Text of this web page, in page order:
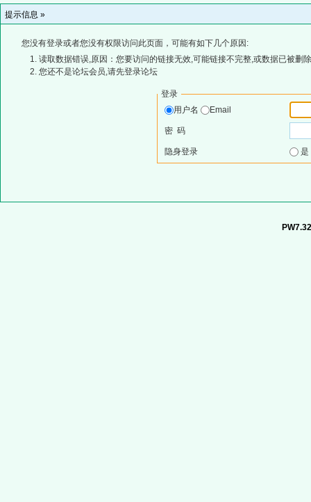
提示信息 »
您没有登录或者您没有权限访问此页面，可能有如下几个原因:
读取数据错误,原因：您要访问的链接无效,可能链接不完整,或数据已被删
您还不是论坛会员,请先登录论坛
登录
用户名
Email
密 码
隐身登录